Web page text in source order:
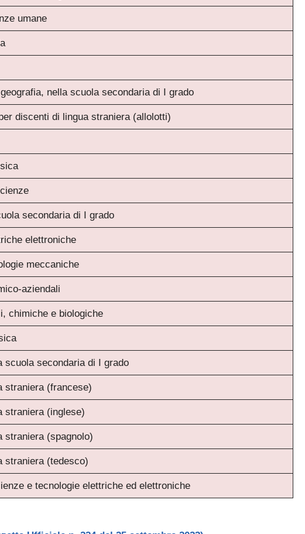
umane
nella scuola secondaria di I grado
discenti di lingua straniera (allolotti)
secondaria di I grado
elettroniche
meccaniche
aziendali
chimiche e biologiche
scuola secondaria di I grado
straniera (francese)
straniera (inglese)
straniera (spagnolo)
straniera (tedesco)
e tecnologie elettriche ed elettroniche
✓